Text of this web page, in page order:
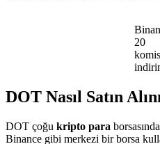
20
DOT Nasıl Satın
DOT çoğu kripto para
Binance gibi merkezi bir borsa